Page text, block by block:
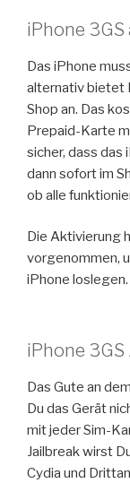
iPhone
Das iPhone
alternativ bietet
Shop an. Das
Prepaid-Karte
sicher, dass das
dann sofort im
ob alle
Die Aktivierung
vorgenommen,
iPhone loslegen.
iPhone
Das Gute an
Du das Gerät
mit jeder Sim-
Jailbreak wirst
Cydia und